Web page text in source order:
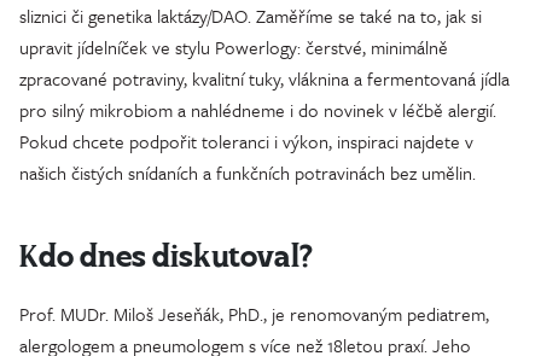
sliznici či genetika laktázy/DAO. Zaměříme se také na to, jak si
upravit jídelníček ve stylu Powerlogy: čerstvé, minimálně
zpracované potraviny, kvalitní tuky, vláknina a fermentovaná jídla
pro silný mikrobiom a nahlédneme i do novinek v léčbě alergií.
Pokud chcete podpořit toleranci i výkon, inspiraci najdete v
našich čistých snídaních a funkčních potravinách bez umělin.
Kdo dnes diskutoval?
Prof. MUDr. Miloš Jeseňák, PhD., je renomovaným pediatrem,
alergologem a pneumologem s více než 18letou praxí. Jeho